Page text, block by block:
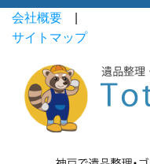
会社概要
サイトマップ